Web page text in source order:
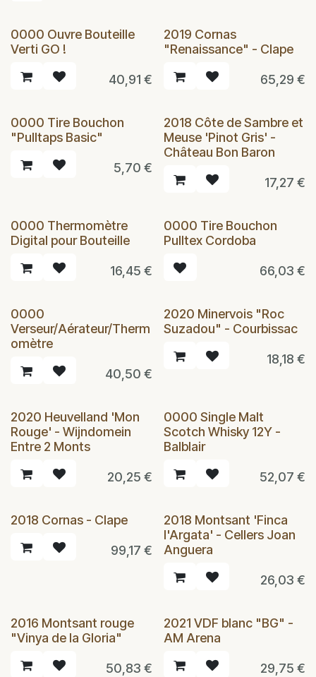
0000 Ouvre Bouteille
Verti GO !
40,91 €
2019 Cornas
"Renaissance" - Clape
65,29 €
0000 Tire Bouchon
"Pulltaps Basic"
5,70 €
2018 Côte de Sambre et
Meuse 'Pinot Gris' -
Château Bon Baron
17,27 €
0000 Thermomètre
Digital pour Bouteille
16,45 €
0000 Tire Bouchon
Pulltex Cordoba
66,03 €
0000
Verseur/Aérateur/Therm
omètre
40,50 €
2020 Minervois "Roc
Suzadou" - Courbissac
18,18 €
2020 Heuvelland 'Mon
Rouge' - Wijndomein
Entre 2 Monts
20,25 €
0000 Single Malt
Scotch Whisky 12Y -
Balblair
52,07 €
2018 Cornas - Clape
99,17 €
2018 Montsant 'Finca
l'Argata' - Cellers Joan
Anguera
26,03 €
2016 Montsant rouge
"Vinya de la Gloria"
50,83 €
2021 VDF blanc "BG" -
AM Arena
29,75 €